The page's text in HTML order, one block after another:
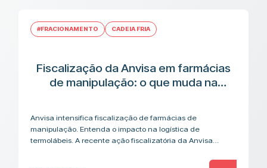
#FRACIONAMENTO CADEIA FRIA
Fiscalização da Anvisa em farmácias
de manipulação: o que muda na
Anvisa intensifica fiscalização de farmácias de
manipulação. Entenda o impacto na logística de
termolábeis. A recente ação fiscalizatória da Anvisa